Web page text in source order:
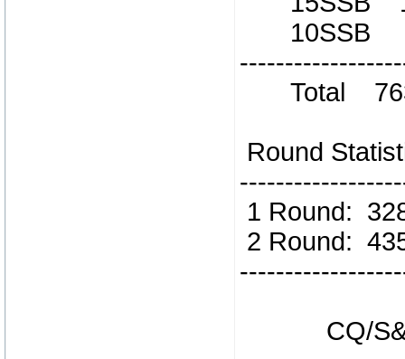
10SSB
Total
Round
1 Round:
2 Round:
CQ/S&P